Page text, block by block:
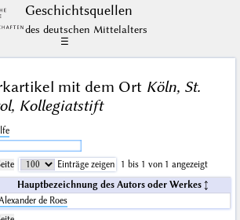
Geschichts­quellen
des deutschen Mittelalters
☰
mit dem Ort Köln, St.
Kollegiatstift
Einträge zeigen
1 bis 1 von 1 angezeigt
Hauptbezeichnung des Autors oder Werkes
de Roes